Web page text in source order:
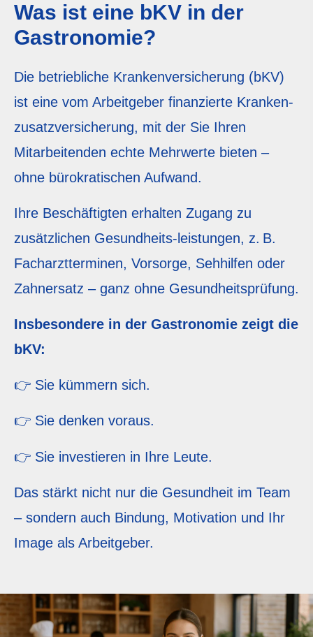
Was ist eine bKV in der
Gastronomie?
Die betriebliche Kranken­ver­si­che­rung (bKV)
ist eine vom Arbeitgeber finanzierte Kranken­
zusatz­ver­si­che­rung, mit der Sie Ihren
Mitarbeitenden echte Mehrwerte bieten –
ohne bürokratischen Aufwand.
Ihre Beschäftigten erhalten Zugang zu
zusätzlichen Gesundheits-leistungen, z. B.
Facharztterminen, Vorsorge, Sehhilfen oder
Zahnersatz – ganz ohne Gesundheitsprüfung.
Insbesondere in der Gastronomie zeigt die
bKV:
👉 Sie kümmern sich.
👉 Sie denken voraus.
👉 Sie investieren in Ihre Leute.
Das stärkt nicht nur die Gesundheit im Team
– sondern auch Bindung, Motivation und Ihr
Image als Arbeitgeber.